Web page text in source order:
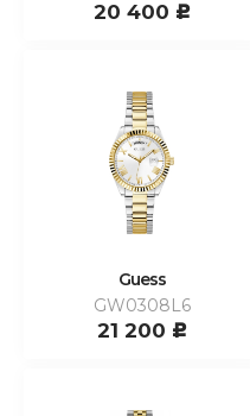
20 400 c
Guess
GW0308L6
21 200 c